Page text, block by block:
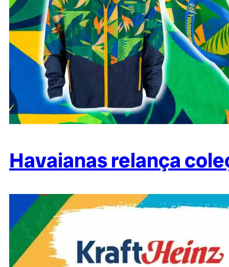
Havaianas relança